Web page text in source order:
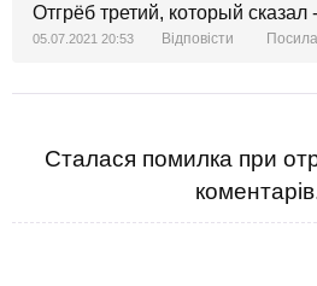
Отгрёб третий, который сказал
05.07.2021 20:53 Відповісти
Сталася помилка при